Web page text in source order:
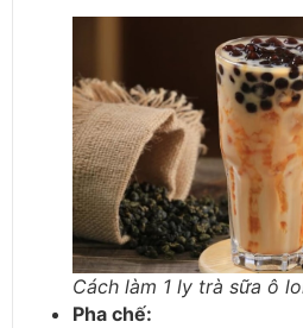
Cách làm 1 ly trà sữa ô
Pha chế: